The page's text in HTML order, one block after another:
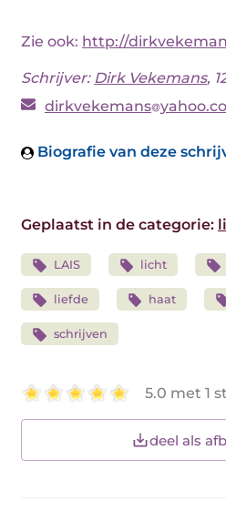
Zie ook: http://
Schrijver: Dirk Vekemans,
dirkvekemans
Biografie van deze
Geplaatst in de categorie:
LAIS licht
liefde haat
schrijven
5.0 met 1
deel als